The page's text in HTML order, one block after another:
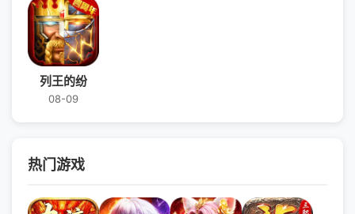
列王的纷
08-09
热门游戏